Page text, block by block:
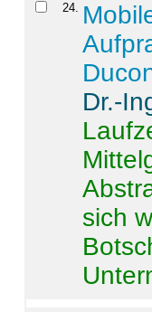
24.
Dr.-
sich